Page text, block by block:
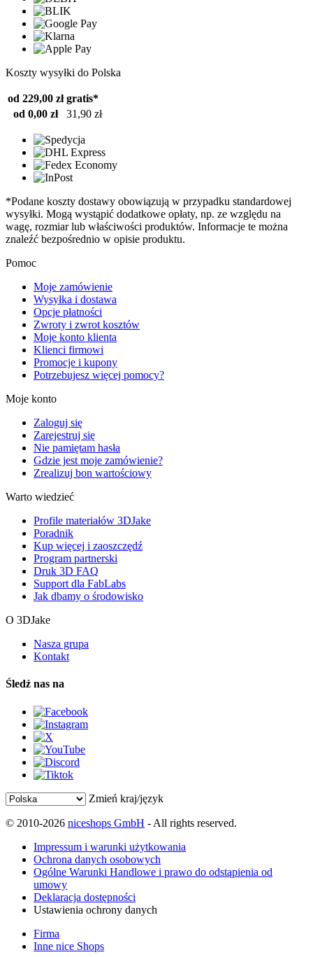
Koszty wysyłki do Polska
od 229,00 zł gratis*
od 0,00 zł
31,90 zł
*Podane koszty dostawy obowiązują w przypadku standardowej
wysyłki. Mogą wystąpić dodatkowe opłaty, np. ze względu na
wagę, rozmiar lub właściwości produktów. Informacje te można
znaleźć bezpośrednio w opisie produktu.
Pomoc
Moje zamówienie
Wysyłka i dostawa
Opcje płatności
Zwroty i zwrot kosztów
Moje konto klienta
Klienci firmowi
Promocje i kupony
Potrzebujesz więcej pomocy?
Moje konto
Zaloguj się
Zarejestruj się
Nie pamiętam hasła
Gdzie jest moje zamówienie?
Zrealizuj bon wartościowy
Warto wiedzieć
Profile materiałów 3DJake
Poradnik
Kup więcej i zaoszczędź
Program partnerski
Druk 3D FAQ
Support dla FabLabs
Jak dbamy o środowisko
O 3DJake
Nasza grupa
Kontakt
Śledź nas na
Zmień kraj/język
© 2010-2026 niceshops GmbH - All rights reserved.
Impressum i warunki użytkowania
Ochrona danych osobowych
Ogólne Warunki Handlowe i prawo do odstąpienia od
umowy
Deklaracja dostępności
Ustawienia ochrony danych
Firma
Inne nice Shops